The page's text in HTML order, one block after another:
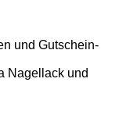
und Gutschein-
Nagellack und